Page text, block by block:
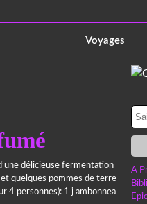
Voyages
délicieuse fermentation
quelques pommes de terre
4 personnes): 1 j ambonnea
A